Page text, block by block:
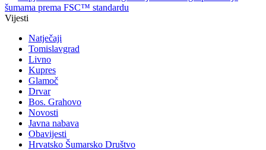
šumama prema FSC™ standardu
Vijesti
Natječaji
Tomislavgrad
Livno
Kupres
Glamoč
Drvar
Bos. Grahovo
Novosti
Javna nabava
Obavijesti
Hrvatsko Šumarsko Društvo